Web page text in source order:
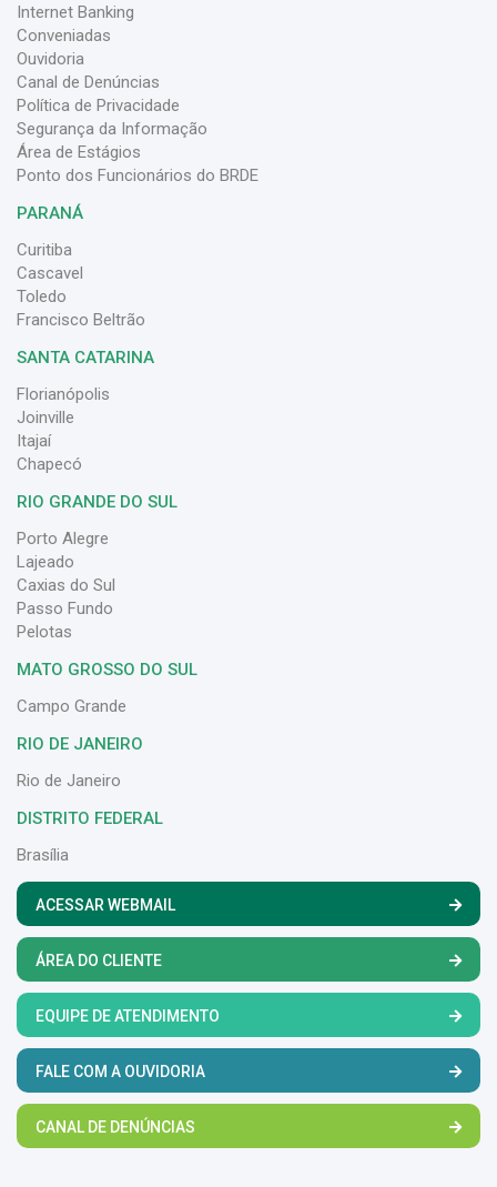
Internet Banking
Conveniadas
Ouvidoria
Canal de Denúncias
Política de Privacidade
Segurança da Informação
Área de Estágios
Ponto dos Funcionários do BRDE
PARANÁ
Curitiba
Cascavel
Toledo
Francisco Beltrão
SANTA CATARINA
Florianópolis
Joinville
Itajaí
Chapecó
RIO GRANDE DO SUL
Porto Alegre
Lajeado
Caxias do Sul
Passo Fundo
Pelotas
MATO GROSSO DO SUL
Campo Grande
RIO DE JANEIRO
Rio de Janeiro
DISTRITO FEDERAL
Brasília
ACESSAR WEBMAIL
ÁREA DO CLIENTE
EQUIPE DE ATENDIMENTO
FALE COM A OUVIDORIA
CANAL DE DENÚNCIAS